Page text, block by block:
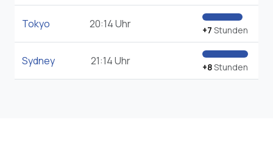
Tokyo 20:14 Uhr +7 Stunden
Sydney 21:14 Uhr +8Stunden